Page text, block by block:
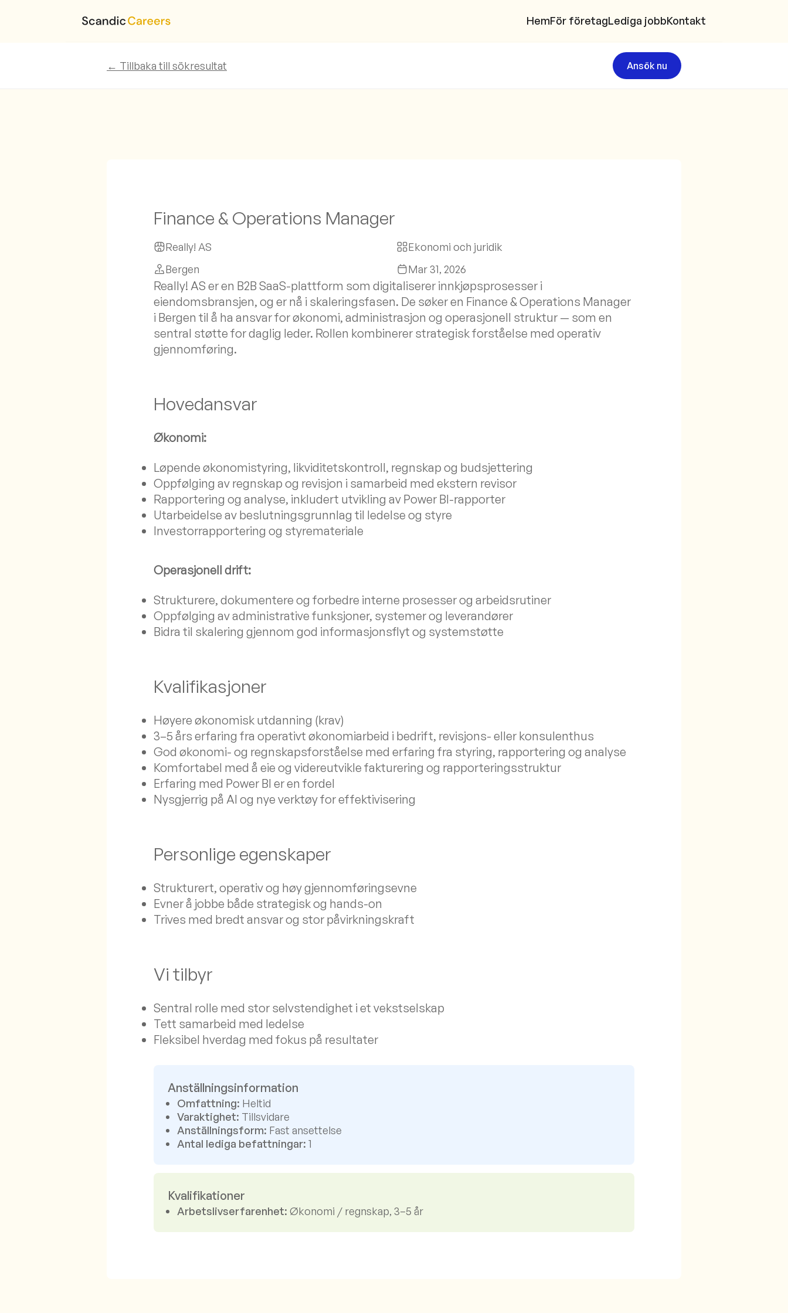
HemFör företagLediga jobbKontakt
← Tillbaka till sökresultat Ansök nu
Finance & Operations Manager
Really! AS
Ekonomi och juridik
Bergen
Mar 31, 2026
Really! AS er en B2B SaaS-plattform som digitaliserer innkjøpsprosesser i
eiendomsbransjen, og er nå i skaleringsfasen. De søker en Finance & Operations Manager
i Bergen til å ha ansvar for økonomi, administrasjon og operasjonell struktur — som en
sentral støtte for daglig leder. Rollen kombinerer strategisk forståelse med operativ
gjennomføring.
Hovedansvar
Økonomi:
Løpende økonomistyring, likviditetskontroll, regnskap og budsjettering
Oppfølging av regnskap og revisjon i samarbeid med ekstern revisor
Rapportering og analyse, inkludert utvikling av Power BI-rapporter
Utarbeidelse av beslutningsgrunnlag til ledelse og styre
Investorrapportering og styremateriale
Operasjonell drift:
Strukturere, dokumentere og forbedre interne prosesser og arbeidsrutiner
Oppfølging av administrative funksjoner, systemer og leverandører
Bidra til skalering gjennom god informasjonsflyt og systemstøtte
Kvalifikasjoner
Høyere økonomisk utdanning (krav)
3–5 års erfaring fra operativt økonomiarbeid i bedrift, revisjons- eller konsulenthus
God økonomi- og regnskapsforståelse med erfaring fra styring, rapportering og analyse
Komfortabel med å eie og videreutvikle fakturering og rapporteringsstruktur
Erfaring med Power BI er en fordel
Nysgjerrig på AI og nye verktøy for effektivisering
Personlige egenskaper
Strukturert, operativ og høy gjennomføringsevne
Evner å jobbe både strategisk og hands-on
Trives med bredt ansvar og stor påvirkningskraft
Vi tilbyr
Sentral rolle med stor selvstendighet i et vekstselskap
Tett samarbeid med ledelse
Fleksibel hverdag med fokus på resultater
Anställningsinformation
Omfattning: Heltid
Varaktighet: Tillsvidare
Anställningsform: Fast ansettelse
Antal lediga befattningar: 1
Kvalifikationer
Arbetslivserfarenhet: Økonomi / regnskap, 3–5 år